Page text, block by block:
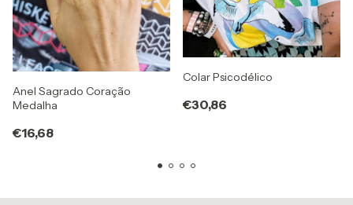
Anel Sagrado Coração
Medalha
€16,68
Colar Psicodélico
€30,86